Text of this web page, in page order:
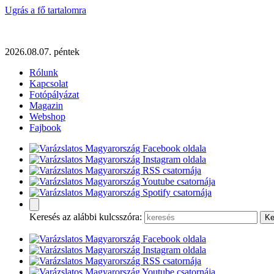
Ugrás a fő tartalomra
2026.08.07. péntek
Rólunk
Kapcsolat
Fotópályázat
Magazin
Webshop
Fajbook
Keresés az alábbi kulcsszóra: